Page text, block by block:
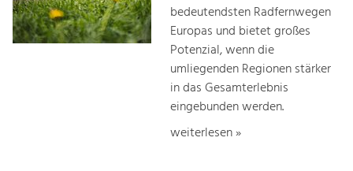
Gleichberechtigung, Jugend und
Integration
Mobilität & Energie
Klimawandel, öffentlicher Verkehr und
Steigerung regionaler Wertschöpfung
bedeutendsten Radfernwegen
Europas und bietet großes
Potenzial, wenn die
umliegenden Regionen stärker
in das Gesamterlebnis
eingebunden werden.
weiterlesen »